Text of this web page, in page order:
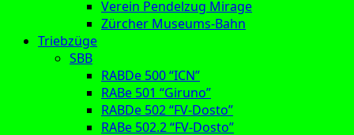
Verein Pendelzug Mirage
Zürcher Museums-Bahn
Triebzüge
SBB
RABDe 500 “ICN”
RABe 501 “Giruno”
RABDe 502 “FV-Dosto”
RABe 502.2 “FV-Dosto”